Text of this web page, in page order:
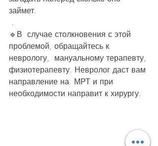
займет.
.
🔹️В  случае столкновения с этой
проблемой, обращайтесь к
неврологу,  мануальному терапевту,
физиотерапевту. Невролог даст вам
направление на  МРТ и при
необходимости направит к хирургу.